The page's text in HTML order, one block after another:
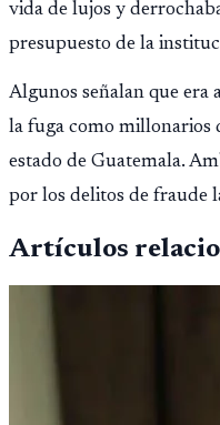
vida de lujos y
presupuesto de la
Algunos señalan que era
la fuga como millonarios
estado de Guatemala.
por los delitos de fraude
Artículos